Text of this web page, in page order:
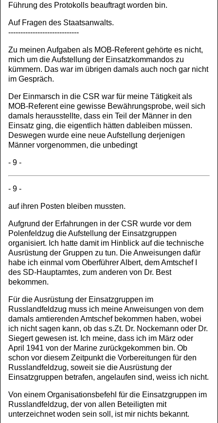
Führung des Protokolls beauftragt worden bin.
Auf Fragen des Staatsanwalts.
-----------------------------
Zu meinen Aufgaben als MOB-Referent gehörte es nicht,
mich um die Aufstellung der Einsatzkommandos zu
kümmern. Das war im übrigen damals auch noch gar nicht
im Gespräch.
Der Einmarsch in die CSR war für meine Tätigkeit als
MOB-Referent eine gewisse Bewährungsprobe, weil sich
damals herausstellte, dass ein Teil der Männer in den
Einsatz ging, die eigentlich hätten dableiben müssen.
Deswegen wurde eine neue Aufstellung derjenigen
Männer vorgenommen, die unbedingt
- 9 -
- 9 -
auf ihren Posten bleiben mussten.
Aufgrund der Erfahrungen in der CSR wurde vor dem
Polenfeldzug die Aufstellung der Einsatzgruppen
organisiert. Ich hatte damit im Hinblick auf die technische
Ausrüstung der Gruppen zu tun. Die Anweisungen dafür
habe ich einmal vom Oberführer Albert, dem Amtschef I
des SD-Hauptamtes, zum anderen von Dr. Best
bekommen.
Für die Ausrüstung der Einsatzgruppen im
Russlandfeldzug muss ich meine Anweisungen von dem
damals amtierenden Amtschef bekommen haben, wobei
ich nicht sagen kann, ob das s.Zt. Dr. Nockemann oder Dr.
Siegert gewesen ist. Ich meine, dass ich im März oder
April 1941 von der Marine zurückgekommen bin. Ob
schon vor diesem Zeitpunkt die Vorbereitungen für den
Russlandfeldzug, soweit sie die Ausrüstung der
Einsatzgruppen betrafen, angelaufen sind, weiss ich nicht.
Von einem Organisationsbefehl für die Einsatzgruppen im
Russlandfeldzug, der von allen Beteiligten mit
unterzeichnet woden sein soll, ist mir nichts bekannt.